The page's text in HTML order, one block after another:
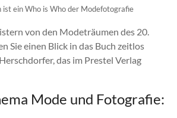
ist ein Who is Who der Modefotografie
von den Modeträumen des 20.
Sie einen Blick in das Buch zeitlos
das im Prestel Verlag
Mode und Fotografie: